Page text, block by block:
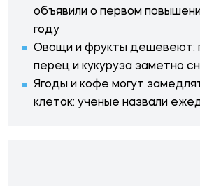
объявили о первом
году
Овощи и фрукты дешевеют:
перец и кукуруза заметно
Ягоды и кофе могут
клеток: ученые назвали